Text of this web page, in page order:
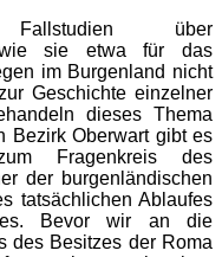
Fallstudien über
wie sie etwa für das
im Burgenland nicht
Geschichte einzelner
dieses Thema
Bezirk Oberwart gibt es
Fragenkreis des
der burgenländischen
tatsächlichen Ablaufes
Bevor wir an die
des Besitzes der Roma